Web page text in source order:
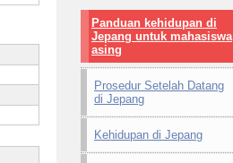
Panduan kehidupan di
Jepang untuk mahasiswa
asing
Prosedur Setelah Datang
di Jepang
Kehidupan di Jepang